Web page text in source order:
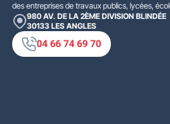
des entreprises de travaux publics, lycées,
980 AV. DE LA 2ÈME DIVISION BLINDÉE
30133 LES ANGLES
04 66 74 69 70